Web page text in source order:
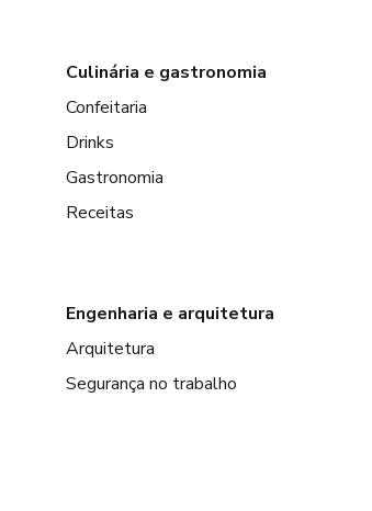
Culinária e gastronomia
Confeitaria
Drinks
Gastronomia
Receitas
Engenharia e arquitetura
Arquitetura
Segurança no trabalho